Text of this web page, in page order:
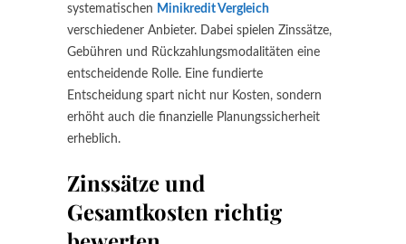
systematischen Minikredit Vergleich
verschiedener Anbieter. Dabei spielen Zinssätze,
Gebühren und Rückzahlungsmodalitäten eine
entscheidende Rolle. Eine fundierte
Entscheidung spart nicht nur Kosten, sondern
erhöht auch die finanzielle Planungssicherheit
erheblich.
Zinssätze und
Gesamtkosten richtig